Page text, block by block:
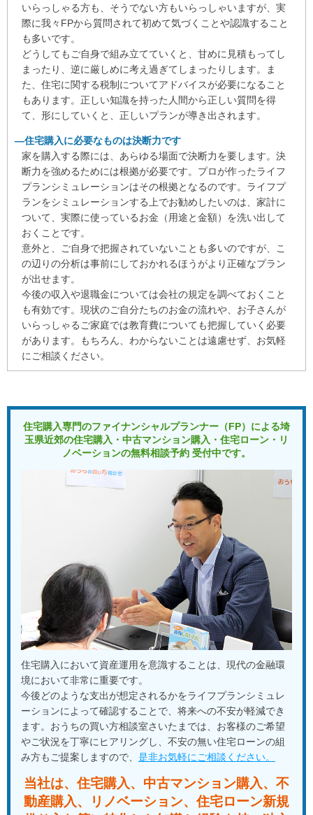
いろいろプロとしてのアドバイスをいただき前に進めるこ
とができました。購入者の視点で物事を考えてくれるとこ
ろがよかったです。
★★★★★H Y 様
お家を購入するにあたって失敗しないための
ポイントや自分にとって
住宅ローンは何が良いのかなど、
丁寧に教えてもらえました。
凄く勉強になりました。
お家について
分からない方は是非一度
相談会に参加されて見てはどうでしようか。
★★★★★Hidekazu Sato 様
マイホームの購入は人生の一大イベントだと考えていたの
で失敗したくありませんでした。ネットや雑誌などで独自
に調べていたのですが、なかなかあと一歩が踏み出せませ
んでした。今回、色々アドバイスを頂いて大変満足してい
ます。やはりプロに相談するのが一番だなと実感しまし
た。
★★★★★kazuo 様
心して購入することができました。ありがとうございまし
た。
★★★★★
竹之下柳一朗 様
常に消費者の視点から親身になってアドバイスしてくれた
ため、自分にとってベストな住宅をが見つかり、安心して
購入を決めることができました。また、担当者の人柄も良
く、気軽に何でも相談できたため、スムーズに住宅購入を
★★★★★髙橋慶司 様
お金の面で不安だったのですが、アドバイスを受けて無理
なくマイホームを購入することができました。ありがとう
ございます。
また、大変な時期にマスクまで送っていただきとても助か
りました。
★★★★★T Udagawa 様
大変お世話になりました。色々アドバイス頂き、お陰さま
で諦めていたマイホームを手入れる事ができました。あり
がとうございました。
もっと見る
いらっしゃる方も、そうでない方もいらっしゃいますが、実
際に我々FPから質問されて初めて気づくことや認識すること
も多いです。
どうしてもご自身で組み立てていくと、甘めに見積もってし
まったり、逆に厳しめに考え過ぎてしまったりします。ま
た、住宅に関する税制についてアドバイスが必要になること
もあります。正しい知識を持った人間から正しい質問を得
て、形にしていくと、正しいプランが導き出されます。
―住宅購入に必要なものは決断力です
家を購入する際には、あらゆる場面で決断力を要します。決
断力を強めるためには根拠が必要です。プロが作ったライフ
プランシミュレーションはその根拠となるのです。ライフプ
ランをシミュレーションする上でお勧めしたいのは、家計に
ついて、実際に使っているお金（用途と金額）を洗い出して
おくことです。
意外と、ご自身で把握されていないことも多いのですが、こ
の辺りの分析は事前にしておかれるほうがより正確なプラン
が出せます。
今後の収入や退職金については会社の規定を調べておくこと
も有効です。現状のご自分たちのお金の流れや、お子さんが
いらっしゃるご家庭では教育費についても把握していく必要
があります。もちろん、わからないことは遠慮せず、お気軽
にご相談ください。
住宅購入専門のファイナンシャルプランナー（FP）による埼
玉県近郊の住宅購入・中古マンション購入・住宅ローン・リ
ノベーションの無料相談予約 受付中です。
住宅購入において資産運用を意識することは、現代の金融環
境において非常に重要です。
今後どのような支出が想定されるかをライフプランシミュレ
ーションによって確認することで、将来への不安が軽減でき
ます。おうちの買い方相談室さいたまでは、お客様のご希望
やご状況を丁寧にヒアリングし、不安の無い住宅ローンの組
み方もご提案しますので、 是非お気軽にご相談ください。
当社は、住宅購入、中古マンション購入、不
動産購入、
リノベーション、住宅ローン新規